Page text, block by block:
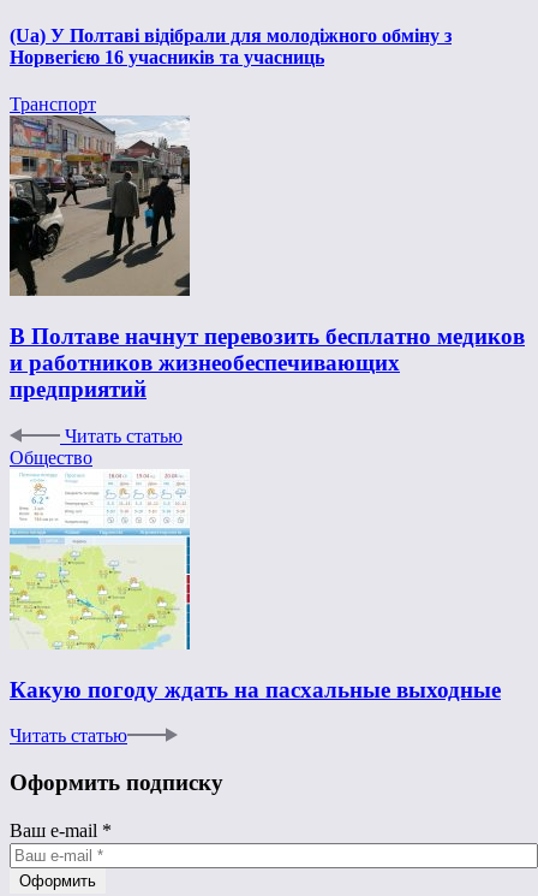
(Ua) У Полтаві відібрали для молодіжного обміну з
Норвегією 16 учасників та учасниць
Транспорт
В Полтаве начнут перевозить бесплатно медиков
и работников жизнеобеспечивающих
предприятий
Читать статью
Общество
Какую погоду ждать на пасхальные выходные
Читать статью
Оформить подписку
Ваш e-mail *